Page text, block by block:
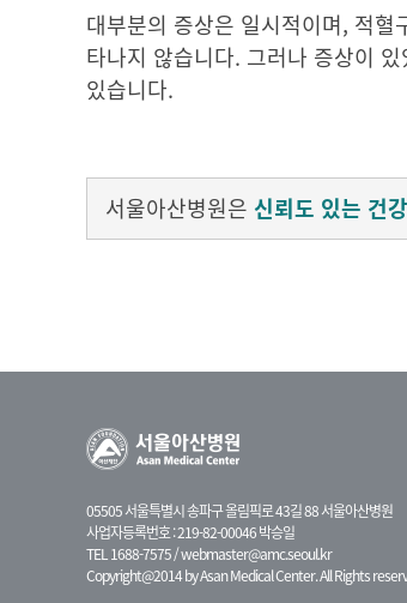
대부분의 증상은 일시적이며, 적
타나지 않습니다. 그러나 증상이
있습니다.
서울아산병원은 신뢰도 있는 건
05505 서울특별시 송파구 올림픽로 43길 88 서울아산병원
사업자등록번호 : 219-82-00046 박승일
TEL 1688-7575 /webmaster@amc.seoul.kr
Copyright@2014 by Asan Medical Center. All Rights